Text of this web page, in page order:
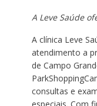
A Leve Saúde
A clínica Leve
atendimento a
de Campo
consultas e